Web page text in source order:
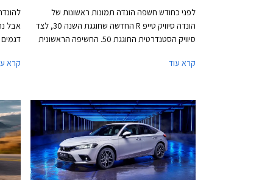
לפני כחודש חשפה הונדה תמונות ראשונות של
הונדה סיוויק טייפ R החדשה שחוגגת השנה 30, לצד
סיוויק הסטנדרטית החוגגת 50. החשיפה הראשונית
טייפ R לא תחטא ביחידת הנעה היברידית או תיבתקרא עוד
אבל
מאז
עולם.
ערכי
קרא